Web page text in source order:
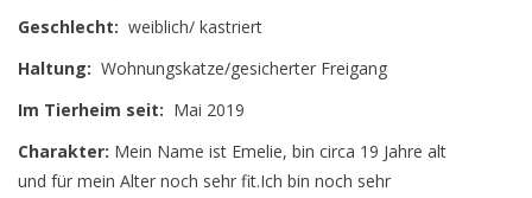
Geschlecht: weiblich/ kastriert
Haltung: Wohnungskatze/gesicherter Freigang
Im Tierheim seit: Mai 2019
Charakter: Mein Name ist Emelie, bin circa 19 Jahre alt
und für mein Alter noch sehr fit.Ich bin noch sehr